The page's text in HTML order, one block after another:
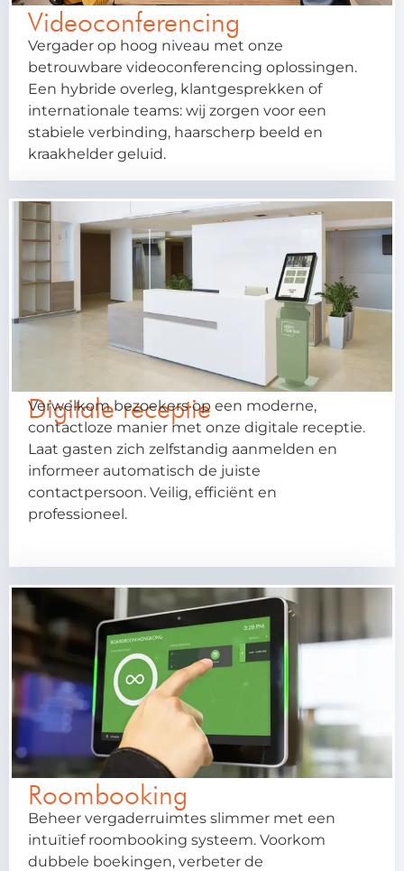
Videoconferencing
Vergader op hoog niveau met onze
betrouwbare videoconferencing oplossingen.
Een hybride overleg, klantgesprekken of
internationale teams: wij zorgen voor een
stabiele verbinding, haarscherp beeld en
kraakhelder geluid.
Digitale receptie
Verwelkom bezoekers op een moderne,
contactloze manier met onze digitale receptie.
Laat gasten zich zelfstandig aanmelden en
informeer automatisch de juiste
contactpersoon. Veilig, efficiënt en
professioneel.
Roombooking
Beheer vergaderruimtes slimmer met een
intuïtief roombooking systeem. Voorkom
dubbele boekingen, verbeter de